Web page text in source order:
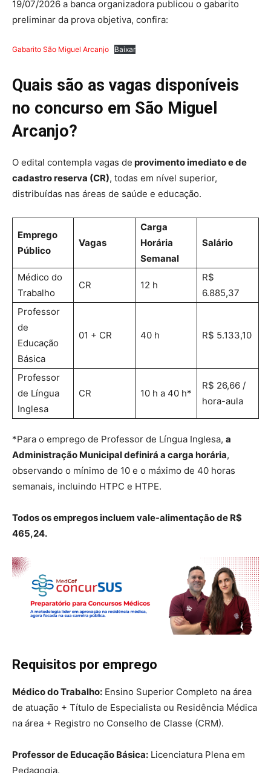
19/07/2026 a banca organizadora publicou o gabarito
preliminar da prova objetiva, confira:
Gabarito São Miguel Arcanjo Baixar
Quais são as vagas disponíveis
no concurso em São Miguel
Arcanjo?
O edital contempla vagas de provimento imediato e de
cadastro reserva (CR), todas em nível superior,
distribuídas nas áreas de saúde e educação.
Emprego
Público
Vagas
Carga
Horária
Semanal
Salário
Médico do
Trabalho
CR 12 h
R$
6.885,37
Professor
de
Educação
Básica
01 + CR 40 h R$ 5.133,10
Professor
de Língua
Inglesa
CR 10 h a 40 h*
R$ 26,66 /
hora-aula
*Para o emprego de Professor de Língua Inglesa, a
Administração Municipal definirá a carga horária,
observando o mínimo de 10 e o máximo de 40 horas
semanais, incluindo HTPC e HTPE.
Todos os empregos incluem vale-alimentação de R$
465,24.
Requisitos por emprego
Médico do Trabalho: Ensino Superior Completo na área
de atuação + Título de Especialista ou Residência Médica
na área + Registro no Conselho de Classe (CRM).
Professor de Educação Básica: Licenciatura Plena em
Pedagogia.